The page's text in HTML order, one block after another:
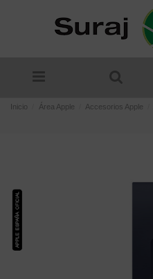
Inicio Área Apple Accesorios Apple